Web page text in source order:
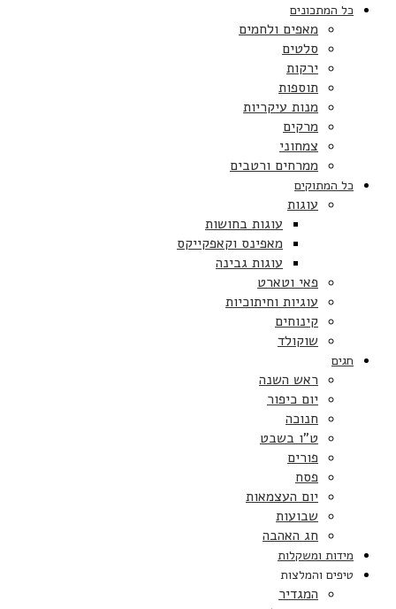
כל המתכונים
מאפים ולחמים
סלטים
ירקות
תוספות
מנות עיקריות
מרקים
צמחוני
ממרחים ורטבים
כל המתוקים
עוגות
עוגות בחושות
מאפינס וקאפקייקס
עוגות גבינה
פאי וטארט
עוגיות וחיתוכיות
קינוחים
שוקולד
חגים
ראש השנה
יום כיפור
חנוכה
ט”ו בשבט
פורים
פסח
יום העצמאות
שבועות
חג האהבה
מידות ומשקלות
טיפים והמלצות
המגדיר